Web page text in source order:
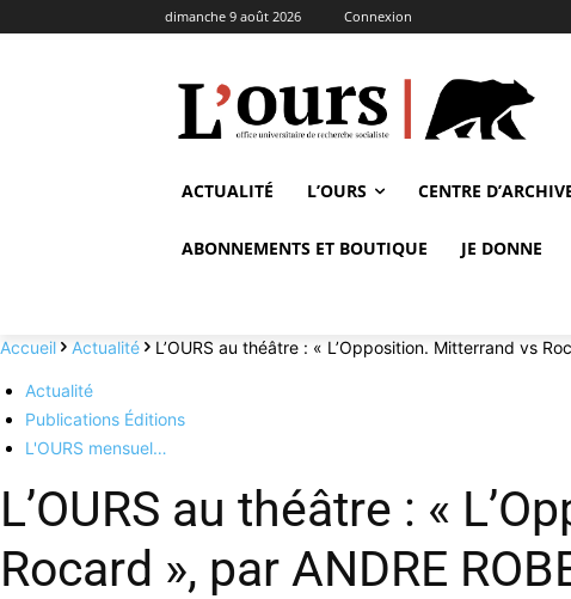
dimanche 9 août 2026 Connexion
ACTUALITÉ L’OURS CENTRE
ABONNEMENTS ET BOUTIQUE JE DONNE
Accueil Actualité L’OURS au théâtre : « L’Opposition. Mitterrand vs
Actualité
Publications Éditions
L'OURS mensuel…
L’OURS au théâtre : «
Rocard », par ANDRE